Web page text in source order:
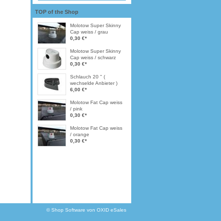
TOP of the Shop
Molotow Super Skinny
Cap weiss / grau
0,30 €*
Molotow Super Skinny
Cap weiss / schwarz
0,30 €*
Schlauch 20 " (
wechselde Anbieter )
6,00 €*
Molotow Fat Cap weiss
/ pink
0,30 €*
Molotow Fat Cap weiss
/ orange
0,30 €*
©Shop Software von OXID eSales